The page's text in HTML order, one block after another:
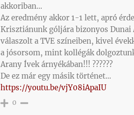
akkoriban…
Az eredmény akkor 1-1 lett, apró
Krisztiánunk góljára bizonyos Dunai
válaszolt a TVE színeiben, kivel
a jósorsom, mint kollégák
Arany Ívek árnyékában!!! ??????
De ez már egy másik történet…
https://youtu.be/vjY08iApaIU
0